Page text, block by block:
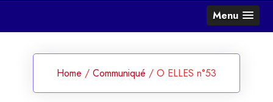
Menu
Home / Communiqué / O ELLES n°53